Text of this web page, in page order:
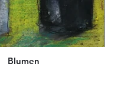
Blumen